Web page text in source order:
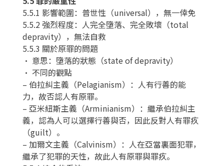
5.5.1 影響範圍：普世性（universal），無一倖免
5.5.2 強烈程度：人完全墮落、完全敗壞（total
depravity），無法自救
5.5.3 關於原罪的問題
• 意思：墮落的狀態（state of depravity）
• 不同的觀點
– 伯拉糾主義（Pelagianism）：人有行善的能
力，故否認人有原罪。
– 亞米紐斯主義（Arminianism）：繼承伯拉糾主
義，認為人可以選擇行善與否，因此反對人有罪疚
（guilt）。
– 加爾文主義（Calvinism）：人在亞當裏面犯罪，
繼承了犯罪的天性，故此人有原罪與罪疚。